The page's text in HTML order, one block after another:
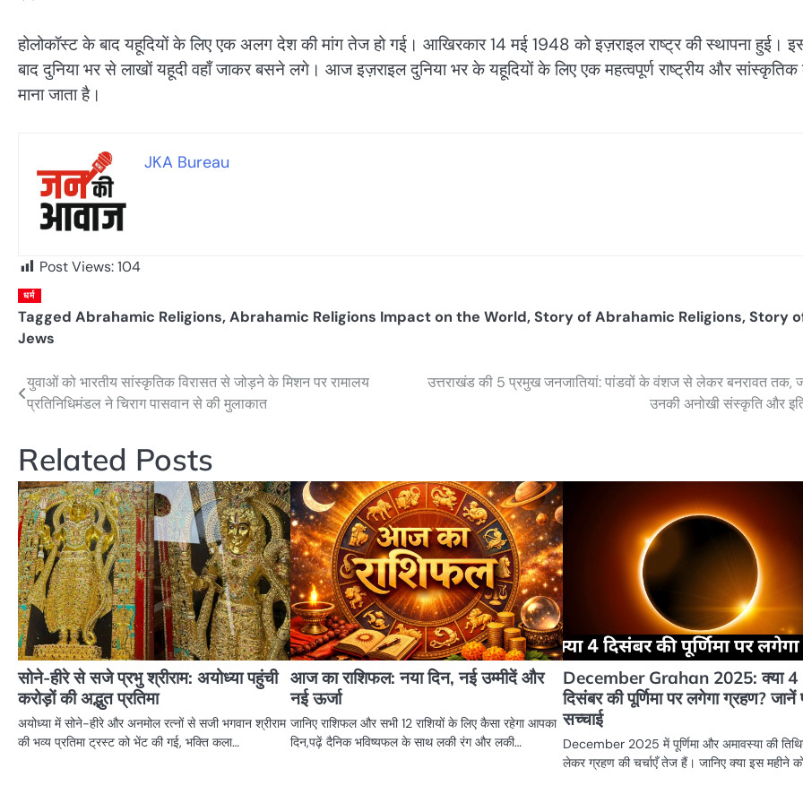
होलोकॉस्ट के बाद यहूदियों के लिए एक अलग देश की मांग तेज हो गई। आखिरकार 14 मई 1948 को इज़राइल राष्ट्र की स्थापना हुई।
बाद दुनिया भर से लाखों यहूदी वहाँ जाकर बसने लगे। आज इज़राइल दुनिया भर के यहूदियों के लिए एक महत्वपूर्ण राष्ट्रीय और
माना जाता है।
JKA Bureau
Post Views:104
धर्म
Tagged Abrahamic Religions,Abrahamic Religions Impact on the World,Story of Abrahamic Religions,Story
Jews
Post
navigation
युवाओं को भारतीय सांस्कृतिक विरासत से जोड़ने के मिशन पर रामालय
प्रतिनिधिमंडल ने चिराग पासवान से की मुलाकात
उत्तराखंड की 5 प्रमुख जनजातियां: पांडवों के वंशज से लेकर बनरावत तक,
उनकी अनोखी संस्कृति और
Related Posts
सोने-हीरे से सजे प्रभु श्रीराम: अयोध्या पहुंची
करोड़ों की अद्भुत प्रतिमा
अयोध्या में सोने-हीरे और अनमोल रत्नों से सजी भगवान श्रीराम
की भव्य प्रतिमा ट्रस्ट को भेंट की गई, भक्ति कला…
आज का राशिफल: नया दिन, नई उम्मीदें और
नई ऊर्जा
जानिए राशिफल और सभी 12 राशियों के लिए कैसा रहेगा आपका
दिन,पढ़ें दैनिक भविष्यफल के साथ लकी रंग और लकी…
December Grahan 2025: क्या 4
दिसंबर की पूर्णिमा पर लगेगा ग्रहण? जानें
सच्चाई
December 2025 में पूर्णिमा और अमावस्या की
लेकर ग्रहण की चर्चाएँ तेज हैं। जानिए क्या इस महीने